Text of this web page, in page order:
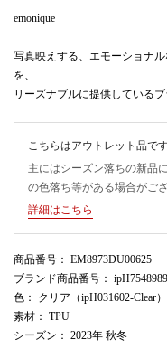
emonique
写真映えする、エモーショナ
を、
リーズナブルに提供しているブ
こちらはアウトレット品です
主にはシーズン落ちの新品
の色落ち等がある場合がご
詳細はこちら
商品番号 ： EM8973DU00625
ブランド商品番号 ：
色 ： クリア（ipH031602-Clear）
素材 ： TPU
シーズン ： 2023年 秋冬